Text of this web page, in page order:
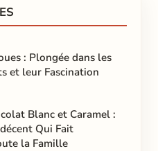
: Plongée dans les
et leur Fascination
Blanc et Caramel :
Qui Fait
la Famille